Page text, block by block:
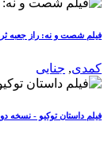
فیلم شصت و نه: راز جعبه
کمدی, جنایی
فیلم داستان توکیو - نسخه